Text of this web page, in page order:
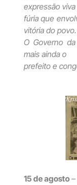
expressão
fúria que
vitória do povo.
O Governo
mais ainda o
prefeito e
15 de agosto